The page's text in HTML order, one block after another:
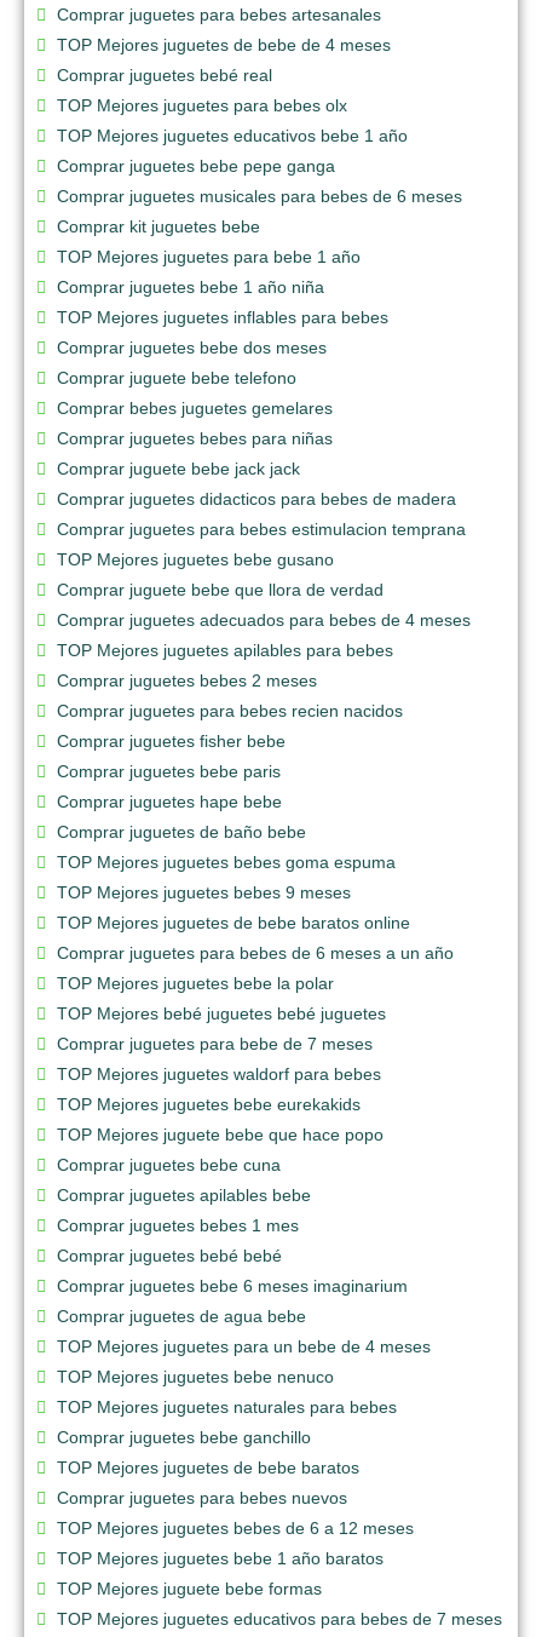
Comprar juguetes para bebes artesanales
TOP Mejores juguetes de bebe de 4 meses
Comprar juguetes bebé real
TOP Mejores juguetes para bebes olx
TOP Mejores juguetes educativos bebe 1 año
Comprar juguetes bebe pepe ganga
Comprar juguetes musicales para bebes de 6 meses
Comprar kit juguetes bebe
TOP Mejores juguetes para bebe 1 año
Comprar juguetes bebe 1 año niña
TOP Mejores juguetes inflables para bebes
Comprar juguetes bebe dos meses
Comprar juguete bebe telefono
Comprar bebes juguetes gemelares
Comprar juguetes bebes para niñas
Comprar juguete bebe jack jack
Comprar juguetes didacticos para bebes de madera
Comprar juguetes para bebes estimulacion temprana
TOP Mejores juguetes bebe gusano
Comprar juguete bebe que llora de verdad
Comprar juguetes adecuados para bebes de 4 meses
TOP Mejores juguetes apilables para bebes
Comprar juguetes bebes 2 meses
Comprar juguetes para bebes recien nacidos
Comprar juguetes fisher bebe
Comprar juguetes bebe paris
Comprar juguetes hape bebe
Comprar juguetes de baño bebe
TOP Mejores juguetes bebes goma espuma
TOP Mejores juguetes bebes 9 meses
TOP Mejores juguetes de bebe baratos online
Comprar juguetes para bebes de 6 meses a un año
TOP Mejores juguetes bebe la polar
TOP Mejores bebé juguetes bebé juguetes
Comprar juguetes para bebe de 7 meses
TOP Mejores juguetes waldorf para bebes
TOP Mejores juguetes bebe eurekakids
TOP Mejores juguete bebe que hace popo
Comprar juguetes bebe cuna
Comprar juguetes apilables bebe
Comprar juguetes bebes 1 mes
Comprar juguetes bebé bebé
Comprar juguetes bebe 6 meses imaginarium
Comprar juguetes de agua bebe
TOP Mejores juguetes para un bebe de 4 meses
TOP Mejores juguetes bebe nenuco
TOP Mejores juguetes naturales para bebes
Comprar juguetes bebe ganchillo
TOP Mejores juguetes de bebe baratos
Comprar juguetes para bebes nuevos
TOP Mejores juguetes bebes de 6 a 12 meses
TOP Mejores juguetes bebe 1 año baratos
TOP Mejores juguete bebe formas
TOP Mejores juguetes educativos para bebes de 7 meses